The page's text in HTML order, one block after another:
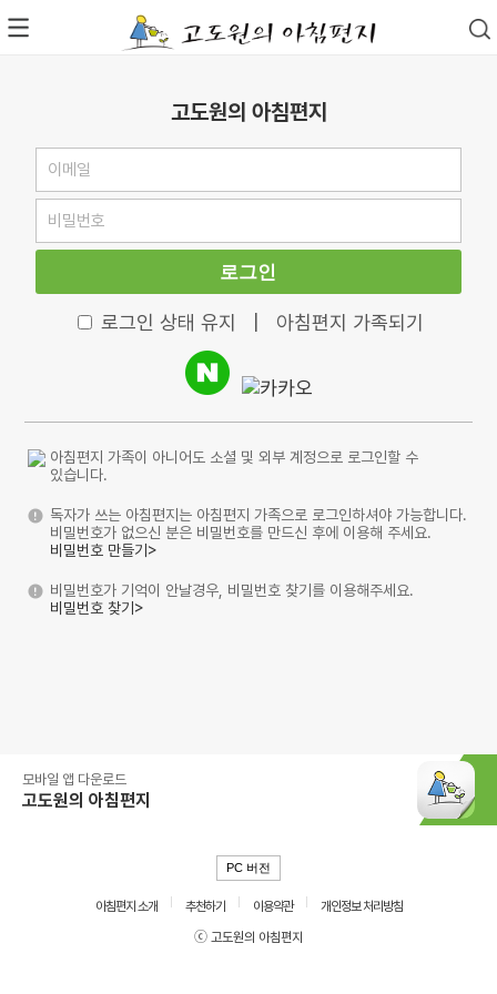
고도원의 아침편지
로그인
로그인 상태 유지 아침편지 가족되기
아침편지 가족이 아니어도 소셜 및 외부 계정으로 로그인할 수
있습니다.
독자가 쓰는 아침편지는 아침편지 가족으로 로그인하셔야 가능합니다.
비밀번호가 없으신 분은 비밀번호를 만드신 후에 이용해 주세요.
비밀번호 만들기>
비밀번호가 기억이 안날경우, 비밀번호 찾기를 이용해주세요.
비밀번호 찾기>
모바일 앱 다운로드
고도원의 아침편지
PC 버전
아침편지 소개 추천하기 이용약관
개인정보 처리방침
ⓒ 고도원의 아침편지